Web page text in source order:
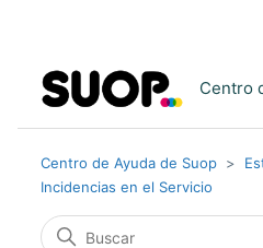
Centro
Centro de Ayuda de Suop
Incidencias en el Servicio